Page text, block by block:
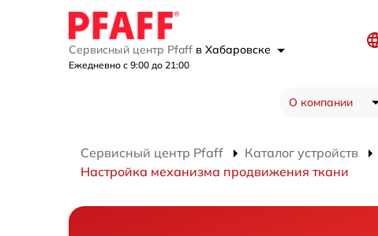
Сервисный центр Pfaff в Хабаровске
Ежедневно с 9:00 до 21:00
О компании
Сервисный центр Pfaff Каталог устройств
Настройка механизма продвижения ткани